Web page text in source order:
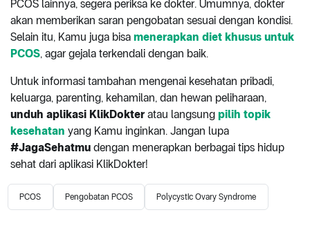
PCOS lainnya, segera periksa ke dokter. Umumnya, dokter
akan memberikan saran pengobatan sesuai dengan kondisi.
Selain itu, Kamu juga bisa menerapkan diet khusus untuk
PCOS, agar gejala terkendali dengan baik.
Untuk informasi tambahan mengenai kesehatan pribadi,
keluarga, parenting, kehamilan, dan hewan peliharaan,
unduh aplikasi KlikDokter atau langsung pilih topik
kesehatan yang Kamu inginkan. Jangan lupa
#JagaSehatmu dengan menerapkan berbagai tips hidup
sehat dari aplikasi KlikDokter!
PCOS Pengobatan PCOS Polycystic Ovary Syndrome